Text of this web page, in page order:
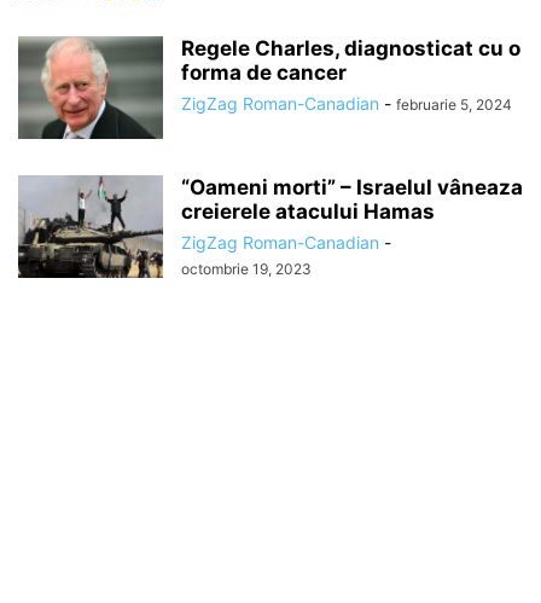
Regele Charles, diagnosticat cu o
forma de cancer
ZigZag Roman-Canadian - februarie 5, 2024
“Oameni morti” – Israelul vâneaza
creierele atacului Hamas
ZigZag Roman-Canadian -
octombrie 19, 2023